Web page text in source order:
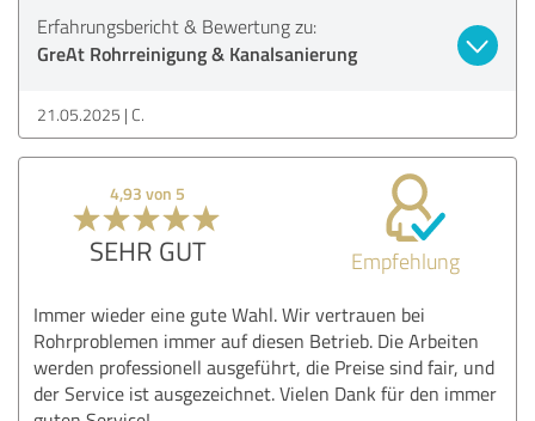
Erfahrungsbericht & Bewertung zu:
GreAt Rohrreinigung & Kanalsanierung
21.05.2025 C.
4,93 von 5
SEHR GUT Empfehlung
Immer wieder eine gute Wahl. Wir vertrauen bei
Rohrproblemen immer auf diesen Betrieb. Die Arbeiten
werden professionell ausgeführt, die Preise sind fair, und
der Service ist ausgezeichnet. Vielen Dank für den immer